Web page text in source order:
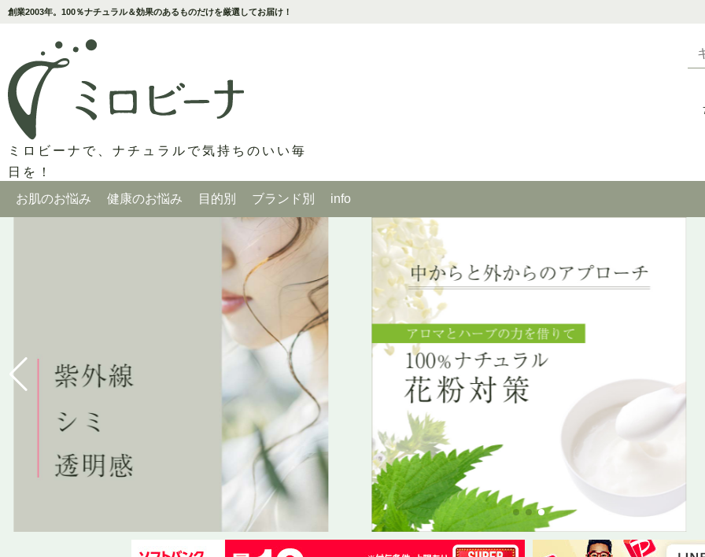
創業2003年。100％ナチュラル＆効果のあるものだけを厳選してお届け！
ミロビーナで、ナチュラルで気持ちのいい毎
日を！
お肌のお悩み 健康のお悩み 目的別 ブランド別 info
エイジングケア・小じわ
アイケア
ボディケア・ニオイケア
髪・頭皮
ダイエット
トイレの悩み
記憶・睡眠・痛み
香り
ビフィズス菌／お茶
パーフェクトポーション
フレッシュ
メドウズ
シトラスマジック／フェール／M・O・O
テンドルマン
セサミと月桃、効果的な使い方のコツ
セサミオイル、キレイになれる使い方
ティートリークリーム、キレイになれる使い方
キレイになれないとお悩みの方へ
毛穴、老化etc お悩み別スキンケア
ナチュラル風邪対策